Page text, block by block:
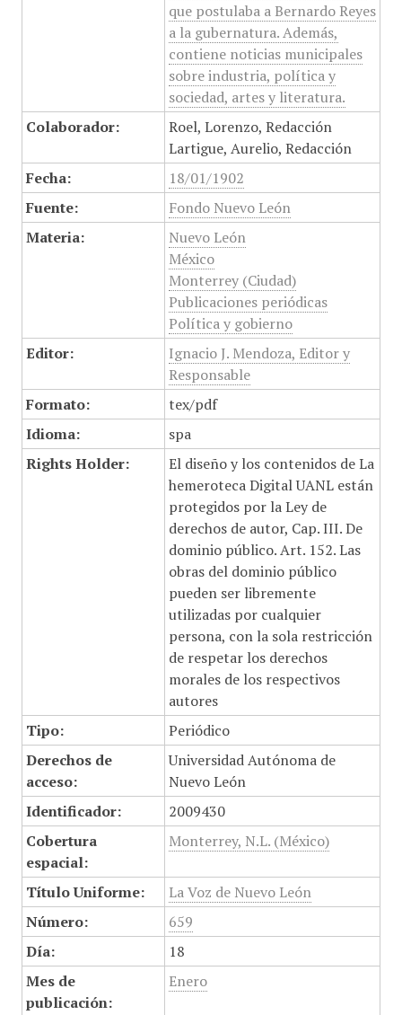
que postulaba a Bernardo Reyes
a la gubernatura. Además,
contiene noticias municipales
sobre industria, política y
sociedad, artes y literatura.
Colaborador:
Roel, Lorenzo, Redacción
Lartigue, Aurelio, Redacción
Fecha:
18/01/1902
Fuente:
Fondo Nuevo León
Materia:
Nuevo León
México
Monterrey (Ciudad)
Publicaciones periódicas
Política y gobierno
Editor:
Ignacio J. Mendoza, Editor y
Responsable
Formato:
tex/pdf
Idioma:
spa
Rights Holder:
El diseño y los contenidos de La
hemeroteca Digital UANL están
protegidos por la Ley de
derechos de autor, Cap. III. De
dominio público. Art. 152. Las
obras del dominio público
pueden ser libremente
utilizadas por cualquier
persona, con la sola restricción
de respetar los derechos
morales de los respectivos
autores
Tipo:
Periódico
Derechos de
acceso:
Universidad Autónoma de
Nuevo León
Identificador:
2009430
Cobertura
espacial:
Monterrey, N.L. (México)
Título Uniforme:
La Voz de Nuevo León
Número:
659
Día:
18
Mes de
publicación:
Enero